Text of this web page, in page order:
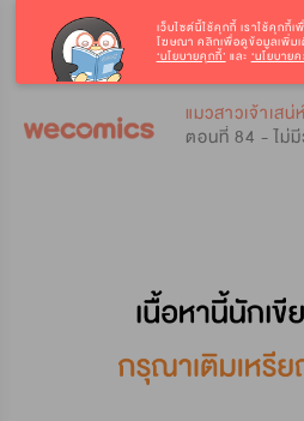
แมวสาวเจ้าเสน่ห์
ตอนที่ 84 - ไม่
เว็บไซต์นี้ใช้คุกกี้ เราใช้คุกกี้เ
โฆษณา คลิกเพื่อดูข้อมูลเพิ่ม
‘นโยบายคุกกี้’ และ ‘นโยบาย